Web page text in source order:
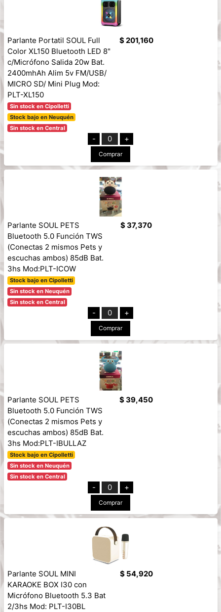
Parlante Portatil SOUL Full
Color XL150 Bluetooth LED 8"
c/Micrófono Salida 20w Bat.
2400mhAh Alim 5v FM/USB/
MICRO SD/ Mini Plug Mod:
PLT-XL150
Sin stock en Cipolletti
Stock bajo en Neuquén
Sin stock en Central
$ 201,160
- 0 +
Comprar
Parlante SOUL PETS
Bluetooth 5.0 Función TWS
(Conectas 2 mismos Pets y
escuchas ambos) 85dB Bat.
3hs Mod:PLT-ICOW
Stock bajo en Cipolletti
Sin stock en Neuquén
Sin stock en Central
$ 37,370
- 0 +
Comprar
Parlante SOUL PETS
Bluetooth 5.0 Función TWS
(Conectas 2 mismos Pets y
escuchas ambos) 85dB Bat.
3hs Mod:PLT-IBULLAZ
Stock bajo en Cipolletti
Sin stock en Neuquén
Sin stock en Central
$ 39,450
- 0 +
Comprar
Parlante SOUL MINI
KARAOKE BOX I30 con
Micrófono Bluetooth 5.3 Bat
2/3hs Mod: PLT-I30BL
$ 54,920